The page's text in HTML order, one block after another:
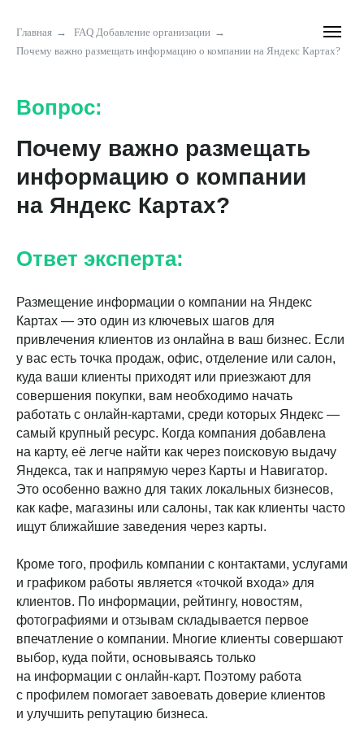
Главная → FAQ Добавление организации →
Почему важно размещать информацию о компании на Яндекс Картах?
Вопрос:
Почему важно размещать
информацию о компании
на Яндекс Картах?
Ответ эксперта:
Размещение информации о компании на Яндекс
Картах — это один из ключевых шагов для
привлечения клиентов из онлайна в ваш бизнес. Если
у вас есть точка продаж, офис, отделение или салон,
куда ваши клиенты приходят или приезжают для
совершения покупки, вам необходимо начать
работать с онлайн-картами, среди которых Яндекс —
самый крупный ресурс. Когда компания добавлена
на карту, её легче найти как через поисковую выдачу
Яндекса, так и напрямую через Карты и Навигатор.
Это особенно важно для таких локальных бизнесов,
как кафе, магазины или салоны, так как клиенты часто
ищут ближайшие заведения через карты.
Кроме того, профиль компании с контактами, услугами
и графиком работы является «точкой входа» для
клиентов. По информации, рейтингу, новостям,
фотографиями и отзывам складывается первое
впечатление о компании. Многие клиенты совершают
выбор, куда пойти, основываясь только
на информации с онлайн-карт. Поэтому работа
с профилем помогает завоевать доверие клиентов
и улучшить репутацию бизнеса.